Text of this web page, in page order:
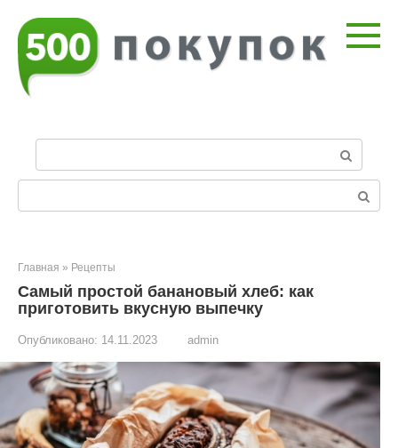
контенту
о
и
Главная » Рецепты
Самый простой банановый хлеб: как
приготовить вкусную выпечку
Опубликовано: 14.11.2023 admin